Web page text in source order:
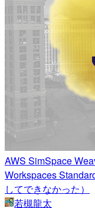
AWS SimSpace
Workspaces
してできなかった）
若槻龍太